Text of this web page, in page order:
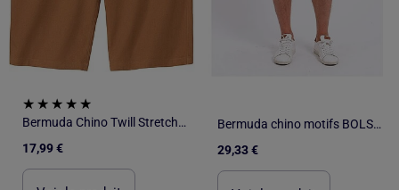
Bermuda Chino Twill Stretch - ATLAS FOR MEN
17,99 €
Bermuda chino motifs BOLSOU
29,33 €